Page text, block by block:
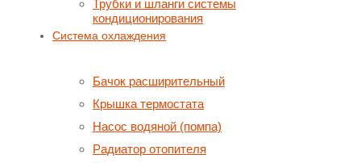
Трубки и шланги системы
кондиционирования
Система охлаждения
Бачок расширительный
Крышка термостата
Насос водяной (помпа)
Радиатор отопителя